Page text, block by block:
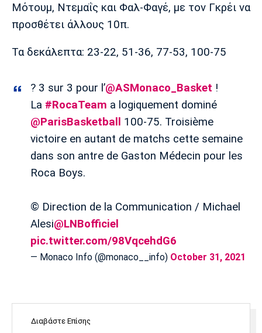
Μάντσεστερ
Γιουνάιτεντ
Τσέλσι Άρσεναλ
Σίτι
Ίντερ Μίλαν Μπάγερν
Μπορούσια
Ντόρτμουντ
Παρί Σεν
Μαρσέιγ
Μότουμ, Ντεμαΐς και Φαλ-Φαγέ, με τον Γκρέι να
προσθέτει άλλους 10π.
Τα δεκάλεπτα: 23-22, 51-36, 77-53, 100-75
? 3 sur 3 pour l’@ASMonaco_Basket !
La #RocaTeam a logiquement dominé
@ParisBasketball 100-75. Troisième
victoire en autant de matchs cette semaine
dans son antre de Gaston Médecin pour les
Roca Boys.
© Direction de la Communication / Michael
Alesi@LNBofficiel
pic.twitter.com/98VqcehdG6
— Monaco Info (@monaco__info) October 31, 2021
Διαβάστε Επίσης